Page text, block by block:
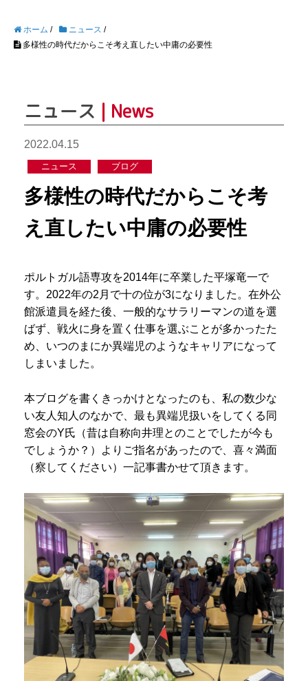
ホーム / ニュース /
多様性の時代だからこそ考え直したい中庸の必要性
ニュース | News
2022.04.15
ニュース ブログ
多様性の時代だからこそ考
え直したい中庸の必要性
ポルトガル語専攻を2014年に卒業した平塚竜一で
す。2022年の2月で十の位が3になりました。在外公
館派遣員を経た後、一般的なサラリーマンの道を選
ばず、戦火に身を置く仕事を選ぶことが多かったた
め、いつのまにか異端児のようなキャリアになって
しまいました。
本ブログを書くきっかけとなったのも、私の数少な
い友人知人のなかで、最も異端児扱いをしてくる同
窓会のY氏（昔は自称向井理とのことでしたが今も
でしょうか？）よりご指名があったので、喜々満面
（察してください）一記事書かせて頂きます。